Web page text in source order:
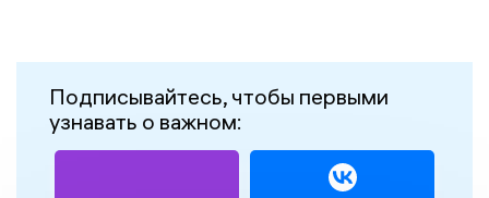
Подписывайтесь, чтобы первыми
узнавать о важном: